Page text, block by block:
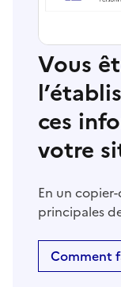
Vous
ces
votre
En un
principales
Comment